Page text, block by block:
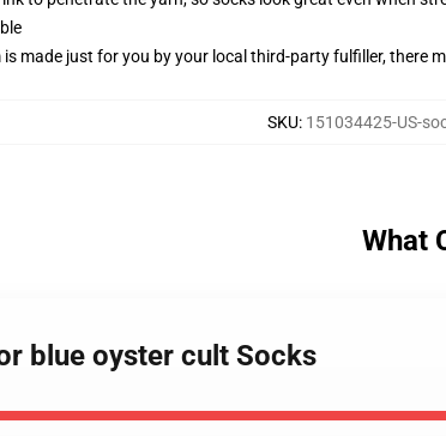
is made just for you by your local third-party fulfiller, there
SKU: 151034425-US-
What
blue oyster cult Socks